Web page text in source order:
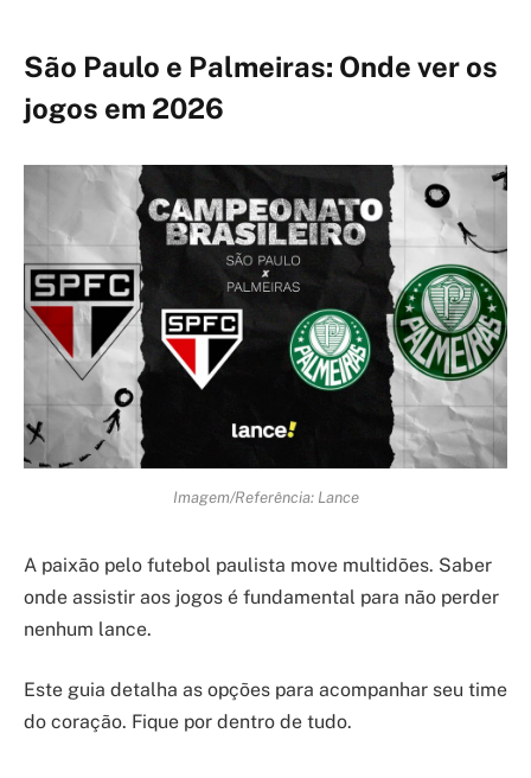
São Paulo e Palmeiras: Onde ver os
jogos em 2026
Imagem/Referência: Lance
A paixão pelo futebol paulista move multidões. Saber
onde assistir aos jogos é fundamental para não perder
nenhum lance.
Este guia detalha as opções para acompanhar seu time
do coração. Fique por dentro de tudo.